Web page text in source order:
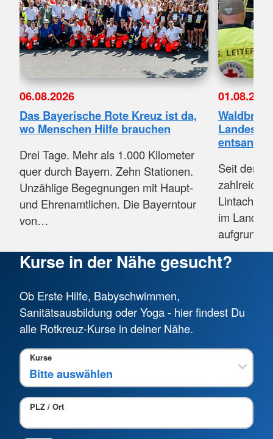
06.08.2026
Das Bayerische Rote Kreuz ist da,
wo Menschen Hilfe brauchen
Drei Tage. Mehr als 1.000 Kilometer
quer durch Bayern. Zehn Stationen.
Unzählige Begegnungen mit Haupt-
und Ehrenamtlichen. Die Bayerntour
von…
01.08.2026
entsandt
Seit dem
zahlreiche
Lintach in
im
aufgrund
Kurse in der Nähe gesucht?
Ob Erste Hilfe, Babyschwimmen,
Sanitätsausbildung oder Yoga - hier findest Du
alle Rotkreuz-Kurse in deiner Nähe.
Kurse
PLZ / Ort